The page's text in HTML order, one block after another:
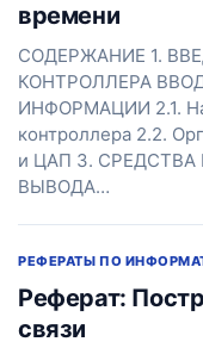
времени
СОДЕРЖАНИЕ 1.
КОНТРОЛЛЕРА
ИНФОРМАЦИИ 2.1.
контроллера 2.2.
и ЦАП 3.
ВЫВОДА…
РЕФЕРАТЫ ПО
Реферат:
связи